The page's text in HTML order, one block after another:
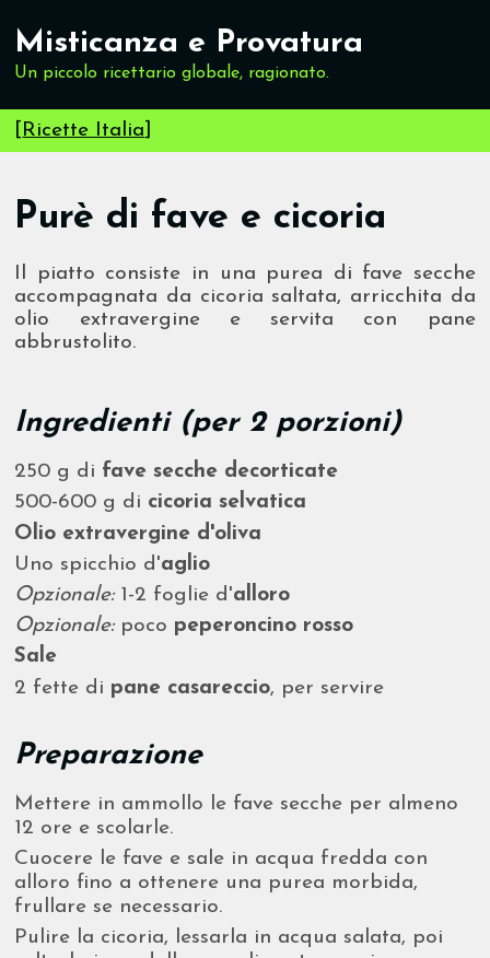
Misticanza e Provatura
Un piccolo ricettario globale, ragionato.
[Ricette Italia]
Purè di fave e cicoria
Il piatto consiste in una purea di fave secche
accompagnata da cicoria saltata, arricchita da
olio extravergine e servita con pane
abbrustolito.
Ingredienti (per 2 porzioni)
250 g di fave secche decorticate
500-600 g di cicoria selvatica
Olio extravergine d'oliva
Uno spicchio d'aglio
Opzionale:1-2 foglie d'alloro
Opzionale:poco peperoncino rosso
Sale
2 fette di pane casareccio, per servire
Preparazione
Mettere in ammollo le fave secche per almeno
12 ore e scolarle.
Cuocere le fave e sale in acqua fredda con
alloro fino a ottenere una purea morbida,
frullare se necessario.
Pulire la cicoria, lessarla in acqua salata, poi